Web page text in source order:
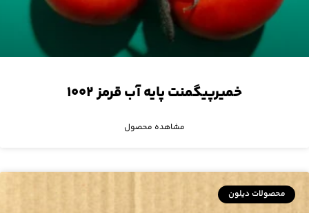
خمیرپیگمنت پایه آب قرمز ۱۰۰۲
مشاهده محصول
محصولات دیلون